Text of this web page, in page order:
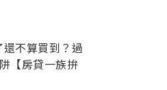
r
a
m
p
e
不算買到？過
【房貸一族拚